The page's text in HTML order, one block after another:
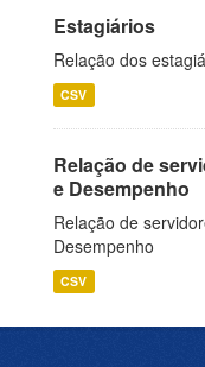
Estagiários
Relação dos
CSV
Relação de
e Desempenho
Relação de
Desempenho
CSV